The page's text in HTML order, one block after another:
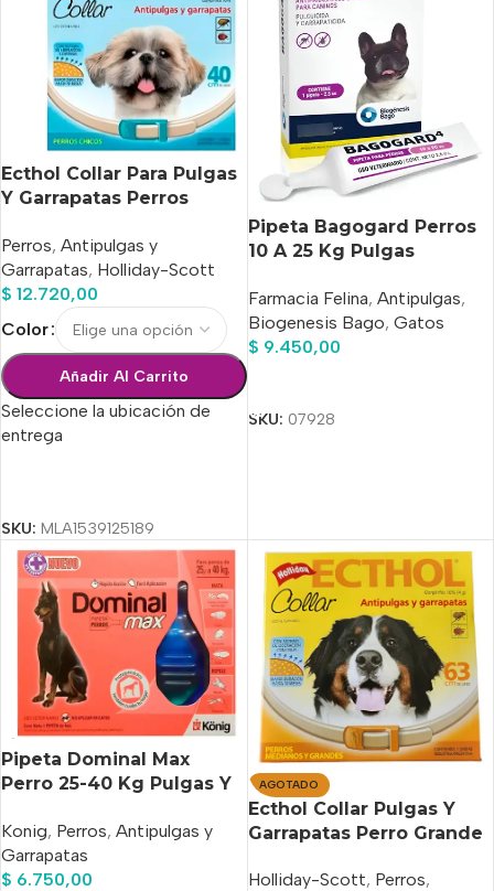
Ecthol Collar Para Pulgas
Y Garrapatas Perros
Perros, Antipulgas y
Garrapatas, Holliday-Scott
$ 12.720,00
Color
Añadir Al Carrito
Seleccione la ubicación de
entrega
SKU: MLA1539125189
Pipeta Bagogard Perros
10 A 25 Kg Pulgas
Claro
Farmacia Felina, Antipulgas,
Biogenesis Bago, Gatos
$ 9.450,00
SKU: 07928
Pipeta Dominal Max
Perro 25-40 Kg Pulgas Y
Konig, Perros, Antipulgas y
Garrapatas
$ 6.750,00
AGOTADO
Ecthol Collar Pulgas Y
Garrapatas Perro Grande
Holliday-Scott, Perros,